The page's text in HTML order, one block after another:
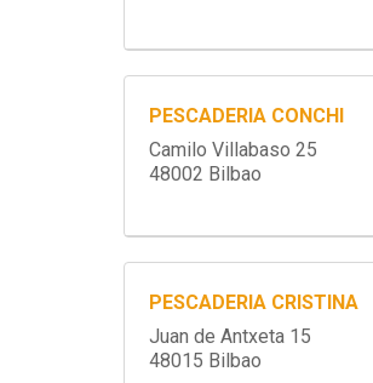
PESCADERIA CONCHI
Camilo Villabaso 25
48002 Bilbao
PESCADERIA CRISTINA
Juan de Antxeta 15
48015 Bilbao